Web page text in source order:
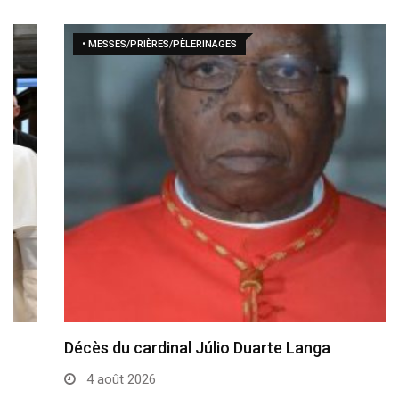
• MESSES/PRIÈRES/PÈLERINAGES
Décès du cardinal Júlio Duarte Langa
4 août 2026